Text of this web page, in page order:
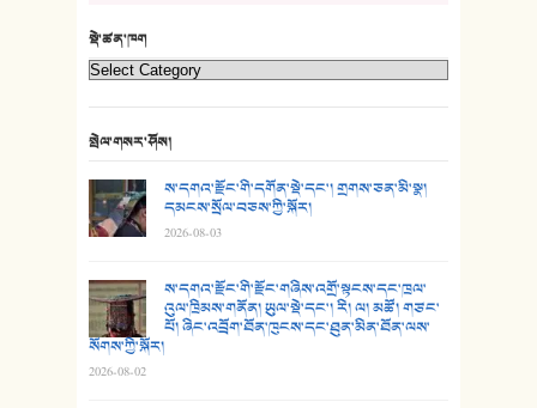
23. ཕོ་རྒོད་པོ།
25. མགྲོན་པོ།
26. ཨ་མའི་ཐང་ཁུག
27. ལྕེ་བདེ་ཞོལ་གྱི་པང་གདན།
28. སྟོད་གཞས། - ཕན་ཐོག
སྡེ་ཚན་ཁག
སྤེལ་གསར་ཤོས།
ས་དགའ་རྫོང་གི་དགོན་སྡེ་དང་། གྲགས་ཅན་མི་སྣ།
དམངས་སྲོལ་བཅས་ཀྱི་སྐོར།
2026-08-03
ས་དགའ་རྫོང་གི་རྫོང་གཞིས་འགྲོ་སྟངས་དང་ཁྲལ་
འུལ་ཁྲིམས་གནོན། ཡུལ་སྡེ་དང་། རི། ལ། མཚོ། གཙང་
པོ། ཞིང་འབྲོག་ཐོན་ཁུངས་དང་ཐུན་མིན་ཐོན་ལས་
སོགས་ཀྱི་སྐོར།
2026-08-02